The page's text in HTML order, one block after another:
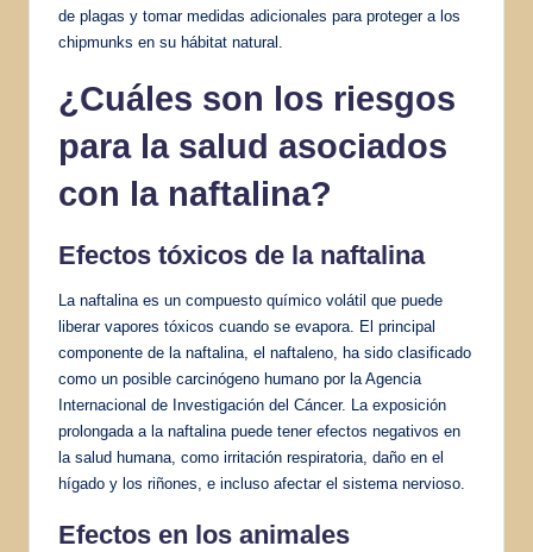
de plagas y tomar medidas adicionales para proteger a los
chipmunks en su hábitat natural.
¿Cuáles son los riesgos
para la salud asociados
con la naftalina?
Efectos tóxicos de la naftalina
La naftalina es un compuesto químico volátil que puede
liberar vapores tóxicos cuando se evapora. El principal
componente de la naftalina, el naftaleno, ha sido clasificado
como un posible carcinógeno humano por la Agencia
Internacional de Investigación del Cáncer. La exposición
prolongada a la naftalina puede tener efectos negativos en
la salud humana, como irritación respiratoria, daño en el
hígado y los riñones, e incluso afectar el sistema nervioso.
Efectos en los animales